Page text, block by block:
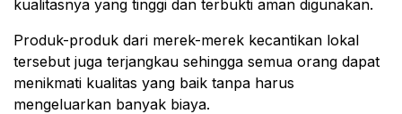
kualitasnya yang tinggi dan terbukti aman digunakan.
Produk-produk dari merek-merek kecantikan lokal
tersebut juga terjangkau sehingga semua orang dapat
menikmati kualitas yang baik tanpa harus
mengeluarkan banyak biaya.